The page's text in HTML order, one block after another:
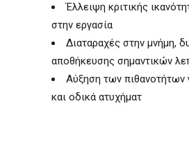
Έλλειψη κριτικής
στην εργασία
Διαταραχές στην μνήμη,
αποθήκευσης σημαντικών
Αύξηση των πιθανοτήτων
και οδικά ατυχήματ